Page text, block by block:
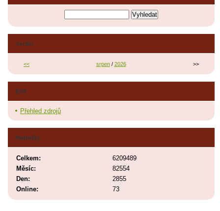
Archiv
<< srpen/ 2026 >>
RSS
Přehled zdrojů
Statistiky
Online: 73
Celkem:
6209489
Měsíc:
82554
Den:
2855